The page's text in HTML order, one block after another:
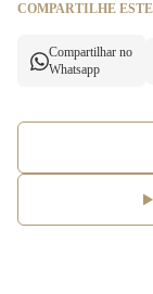
COMPARTILHE
Compartilhar no
Whatsapp